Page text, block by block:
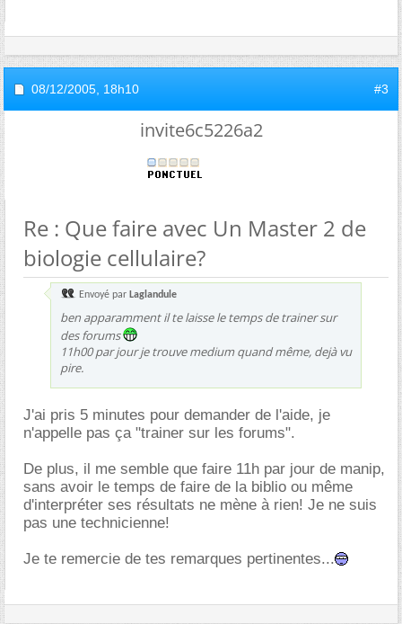
08/12/2005, 18h10 #3
invite6c5226a2
Re : Que faire avec Un Master 2 de
biologie cellulaire?
Envoyé par Laglandule
ben apparamment il te laisse le temps de trainer sur
des forums
11h00 par jour je trouve medium quand même, dejà vu
pire.
J'ai pris 5 minutes pour demander de l'aide, je
n'appelle pas ça "trainer sur les forums".
De plus, il me semble que faire 11h par jour de manip,
sans avoir le temps de faire de la biblio ou même
d'interpréter ses résultats ne mène à rien! Je ne suis
pas une technicienne!
Je te remercie de tes remarques pertinentes...